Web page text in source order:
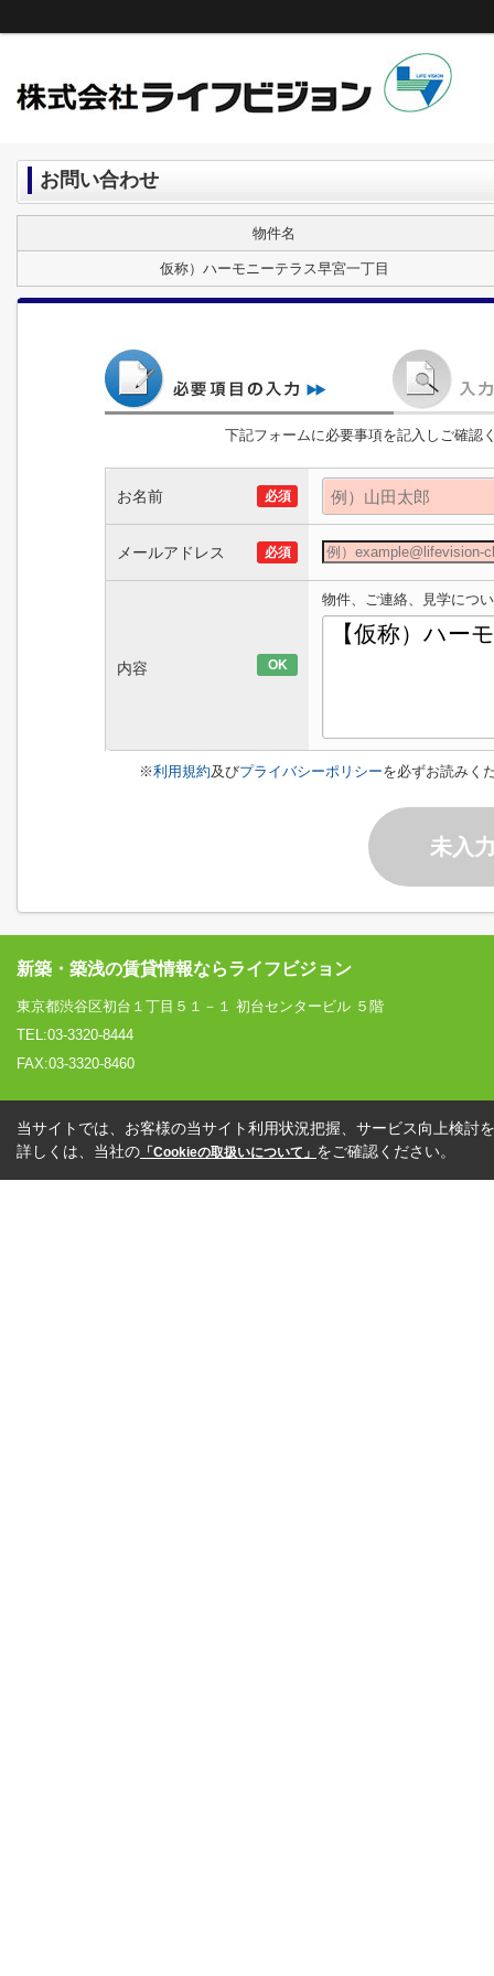
お問い合わせ
物件名
仮称）ハーモニーテラス早宮一丁目
下記フォームに必要事項を記入しご確認
お名前 必須
メールアドレス 必須
内容 OK
物件、ご連絡、見学につ
※利用規約及びプライバシーポリシーを必ずお読みく
未入
新築・築浅の賃貸情報ならライフビジョン
東京都渋谷区初台１丁目５１－１ 初台センタービル ５階
TEL:03-3320-8444
FAX:03-3320-8460
当サイトでは、お客様の当サイト利用状況把握、サービス向上検討
詳しくは、当社の 「Cookieの取扱いについて」 をご確認ください。